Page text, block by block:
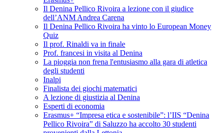
Il Denina Pellico Rivoira a lezione con il giudice
dell’ANM Andrea Carena
Il Denina Pellico Rivoira ha vinto lo European Money
Quiz
Il prof. Rinaldi va in finale
Prof. francesi in visita al Denina
La pioggia non frena l'entusiasmo alla gara di atletica
degli studenti
Inalpi
Finalista dei giochi matematici
A lezione di giustizia al Denina
Esperti di economia
Erasmus+ “Impresa etica e sostenibile”: l’IIS “Denina
Pellico Rivoira” di Saluzzo ha accolto 30 studenti